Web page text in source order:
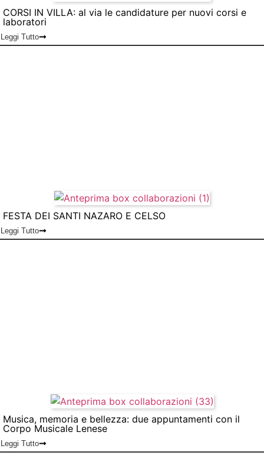
CORSI IN VILLA: al via le candidature per nuovi corsi e
laboratori
Leggi Tutto
FESTA DEI SANTI NAZARO E CELSO
Leggi Tutto
Musica, memoria e bellezza: due appuntamenti con il
Corpo Musicale Lenese
Leggi Tutto